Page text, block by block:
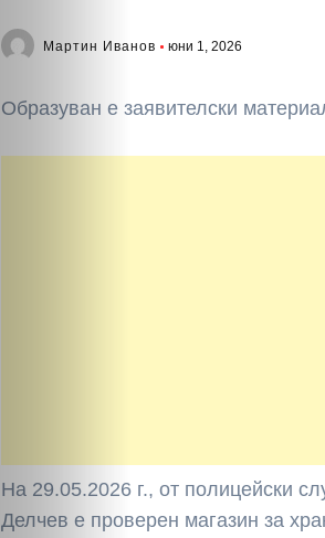
Мартин Иванов юни 1, 2026
Образуван е заявителски
На 29.05.2026 г., от полицейски
Делчев е проверен магазин за